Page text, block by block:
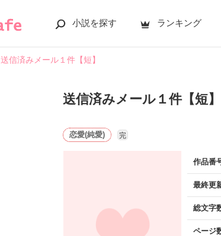
小説を探す ランキング
送信済みメール１件【短】
送信済みメール１件【短】
恋愛(純愛) 完
作品番
最終更
総文字
ページ